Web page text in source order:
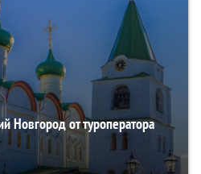
Новгород от туроператора